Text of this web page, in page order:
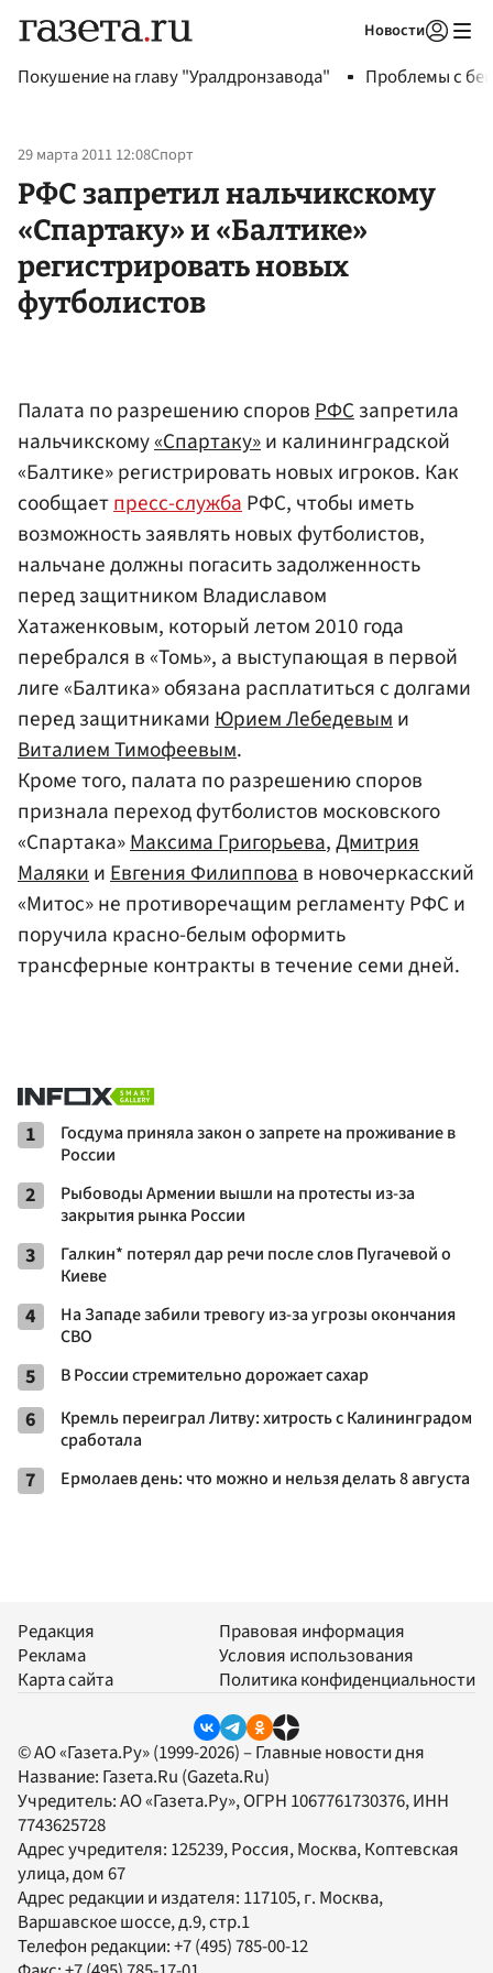
Новости
Покушение на главу "Уралдронзавода" Проблемы с
29 марта 2011 12:08Спорт
РФС запретил нальчикскому
«Спартаку» и «Балтике»
регистрировать новых
футболистов
Палата по разрешению споровРФСзапретила
нальчикскому«Спартаку»и калининградской
«Балтике» регистрировать новых игроков. Как
сообщаетпресс-службаРФС, чтобы иметь
возможность заявлять новых футболистов,
нальчане должны погасить задолженность
перед защитником Владиславом
Хатаженковым, который летом 2010 года
перебрался в «Томь», а выступающая в первой
лиге «Балтика» обязана расплатиться с долгами
перед защитникамиЮрием Лебедевыми
Виталием Тимофеевым.
Кроме того, палата по разрешению споров
признала переход футболистов московского
«Спартака»Максима Григорьева,Дмитрия
МалякииЕвгения Филипповав новочеркасский
«Митос» не противоречащим регламенту РФС и
поручила красно-белым оформить
трансферные контракты в течение семи дней.
1
Госдума приняла закон о запрете на проживание в
России
2
Рыбоводы Армении вышли на протесты из-за
закрытия рынка России
3
Галкин* потерял дар речи после слов Пугачевой о
Киеве
4
На Западе забили тревогу из-за угрозы окончания
СВО
5 В России стремительно дорожает сахар
6
Кремль переиграл Литву: хитрость с Калининградом
сработала
7 Ермолаев день: что можно и нельзя делать 8 августа
Редакция
Реклама
Карта сайта
Правовая информация
Условия использования
Политика конфиденциальности
© АО «Газета.Ру» (1999-2026) – Главные новости дня
Название: Газета.Ru (Gazeta.Ru)
Учредитель:АО «Газета.Ру», ОГРН 1067761730376, ИНН
7743625728
Адрес учредителя: 125239, Россия, Москва, Коптевская
улица, дом 67
Адрес редакции и издателя: 117105, г. Москва,
Варшавское шоссе, д.9, стр.1
Телефон редакции:+7 (495) 785-00-12